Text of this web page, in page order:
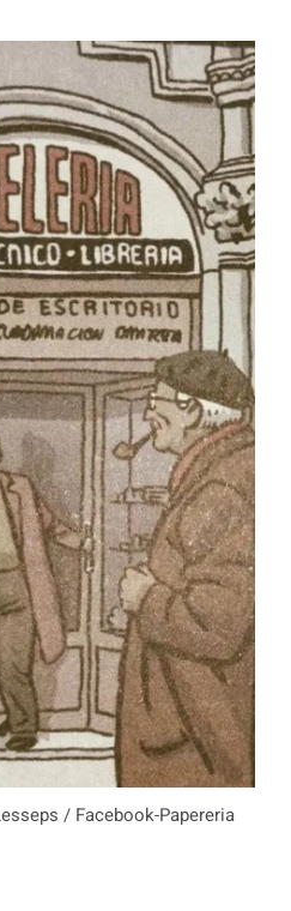
/ Facebook-Papereria